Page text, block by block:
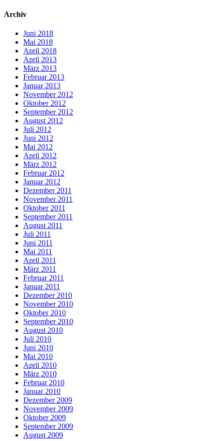
Archiv
Juni 2018
Mai 2018
April 2018
April 2013
März 2013
Februar 2013
Januar 2013
November 2012
Oktober 2012
September 2012
August 2012
Juli 2012
Juni 2012
Mai 2012
April 2012
März 2012
Februar 2012
Januar 2012
Dezember 2011
November 2011
Oktober 2011
September 2011
August 2011
Juli 2011
Juni 2011
Mai 2011
April 2011
März 2011
Februar 2011
Januar 2011
Dezember 2010
November 2010
Oktober 2010
September 2010
August 2010
Juli 2010
Juni 2010
Mai 2010
April 2010
März 2010
Februar 2010
Januar 2010
Dezember 2009
November 2009
Oktober 2009
September 2009
August 2009